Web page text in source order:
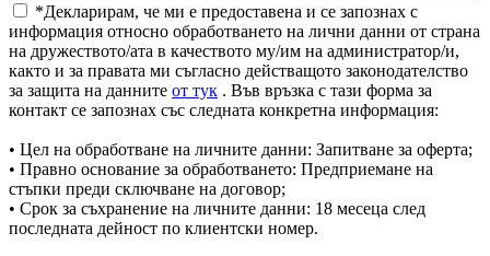
*Декларирам, че ми е предоставена и се запознах с
информация относно обработването на лични данни от страна
на дружеството/ата в качеството му/им на администратор/и,
както и за правата ми съгласно действащото законодателство
за защита на данните от тук . Във връзка с тази форма за
контакт се запознах със следната конкретна информация:
• Цел на обработване на личните данни: Запитване за оферта;
• Правно основание за обработването: Предприемане на
стъпки преди сключване на договор;
• Срок за съхранение на личните данни: 18 месеца след
последната дейност по клиентски номер.